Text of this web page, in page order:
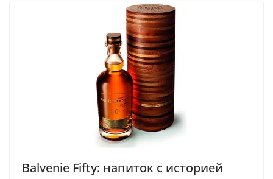
Balvenie Fifty: напиток с историей